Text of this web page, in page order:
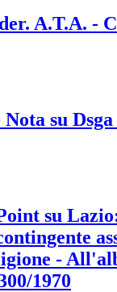
A.T.A. -
su
su
-
1970